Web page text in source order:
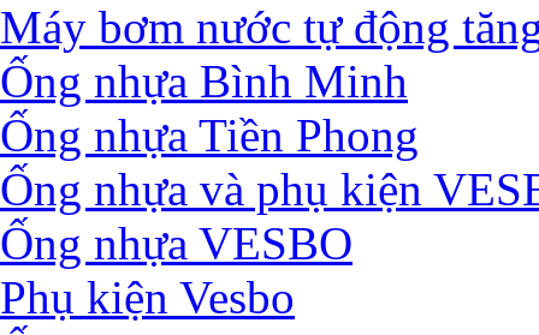
Máy bơm nước tự động
Ống nhựa Bình Minh
Ống nhựa Tiền Phong
Ống nhựa và phụ kiện
Ống nhựa VESBO
Phụ kiện Vesbo